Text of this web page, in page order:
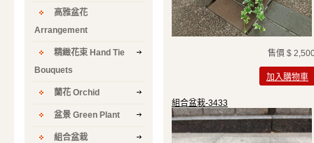
高雅盆花
Arrangement
精緻花束 Hand Tie
Bouquets
蘭花 Orchid
盆景 Green Plant
組合盆栽
售價 $
加入購物車
組合盆栽-3433